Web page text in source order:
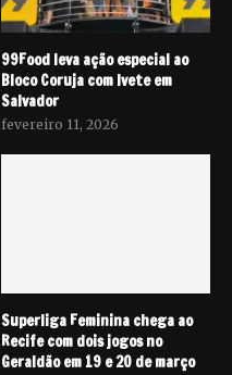
99Food leva ação especial ao
Bloco Coruja com Ivete em
Salvador
fevereiro 11, 2026
Superliga Feminina chega ao
Recife com dois jogos no
Geraldão em 19 e 20 de março